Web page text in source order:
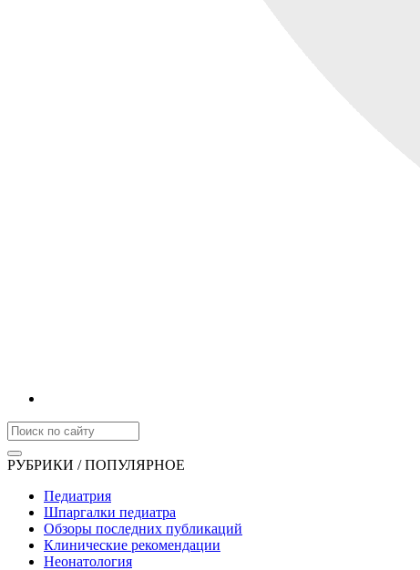
РУБРИКИ / ПОПУЛЯРНОЕ
Педиатрия
Шпаргалки педиатра
Обзоры последних публикаций
Клинические рекомендации
Неонатология